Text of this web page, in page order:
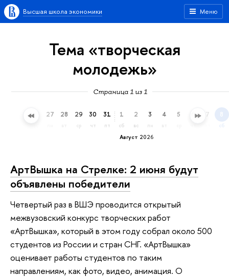
Меню
Высшая школа экономики
Тема «творческая
молодежь»
Страница 1 из 1
26 27 28 29
ср
30
чт
31
пт
Август 2026
1
сб
2
вс
3
пн
4 5 6 7 8
сб
АртВышка на Стрелке: 2 июня будут
объявлены победители
Четвертый раз в ВШЭ проводится открытый
межвузовский конкурс творческих работ
«АртВышка», который в этом году собрал около 500
студентов из России и стран СНГ. «АртВышка»
оценивает работы студентов по таким
направлениям, как фото, видео, анимация. О